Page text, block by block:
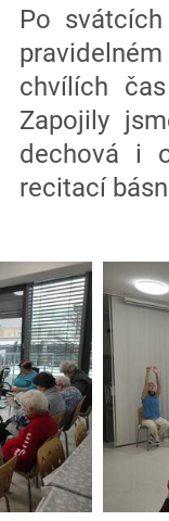
Po
chvílích
Zapojily
dechová i
recitací